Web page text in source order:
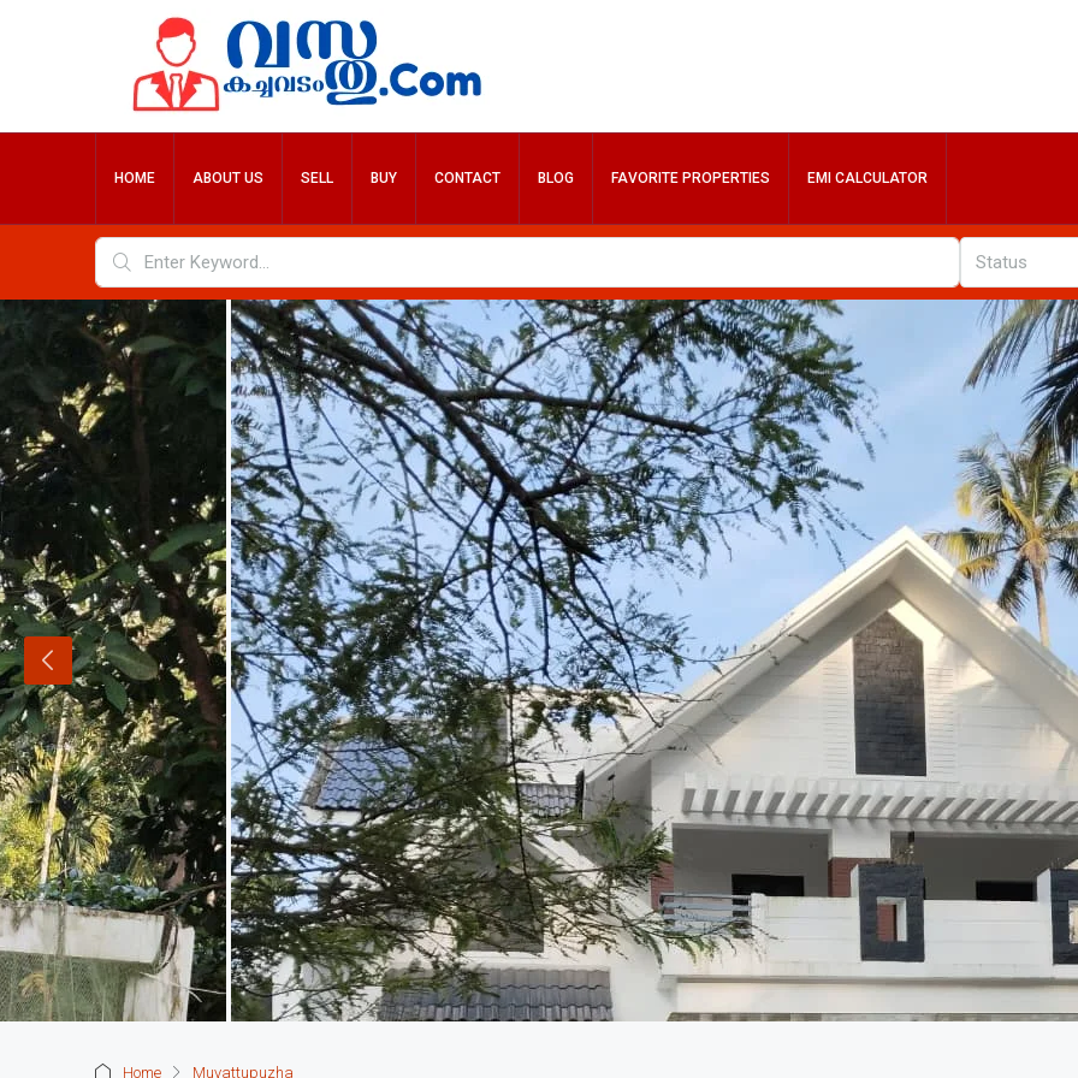
HOME ABOUT US SELL BUY CONTACT BLOG FAVORITE PROPERTIES EMI CALCULATOR
Status
Home Muvattupuzha